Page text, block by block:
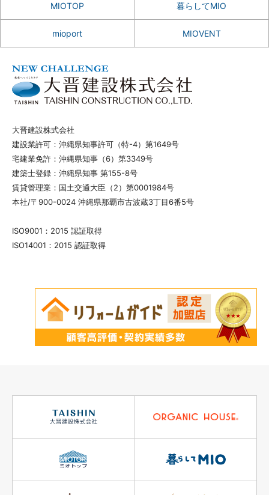
MIOTOP 暮らしてMIO
mioport MIOVENT
大晋建設株式会社
建設業許可：沖縄県知事許可（特-4）第1649号
宅建業免許：沖縄県知事（6）第3349号
建築士登録：沖縄県知事 第155-8号
賃貸管理業：国土交通大臣（2）第0001984号
本社/〒900-0024 沖縄県那覇市古波蔵3丁目6番5号
ISO9001：2015 認証取得
ISO14001：2015 認証取得